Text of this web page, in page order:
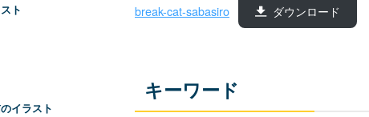
break-cat-sabasiro ダウンロード
キーワード
ト
イラスト